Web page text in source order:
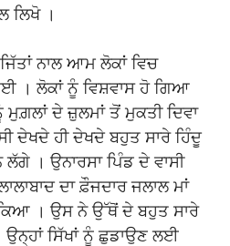
ਲਿਖੋ ।
ਨਾਲ ਆਮ ਲੋਕਾਂ ਵਿਚ
। ਲੋਕਾਂ ਨੂੰ ਵਿਸ਼ਵਾਸ ਹੋ ਗਿਆ
ਮੁਗ਼ਲਾਂ ਦੇ ਜ਼ੁਲਮਾਂ ਤੋਂ ਮੁਕਤੀ ਦਿਵਾ
ਦੇਖਦੇ ਹੀ ਦੇਖਦੇ ਬਹੁਤ ਸਾਰੇ ਹਿੰਦੂ
। ਉਨਾਰਸਾ ਪਿੰਡ ਦੇ ਵਾਸੀ
ਦਾ ਫ਼ੌਜਦਾਰ ਜਲਾਲ ਮਾਂ
। ਉਸ ਨੇ ਉੱਥੋਂ ਦੇ ਬਹੁਤ ਸਾਰੇ
ਸਿੱਖਾਂ ਨੂੰ ਛੁਡਾਉਣ ਲਈ